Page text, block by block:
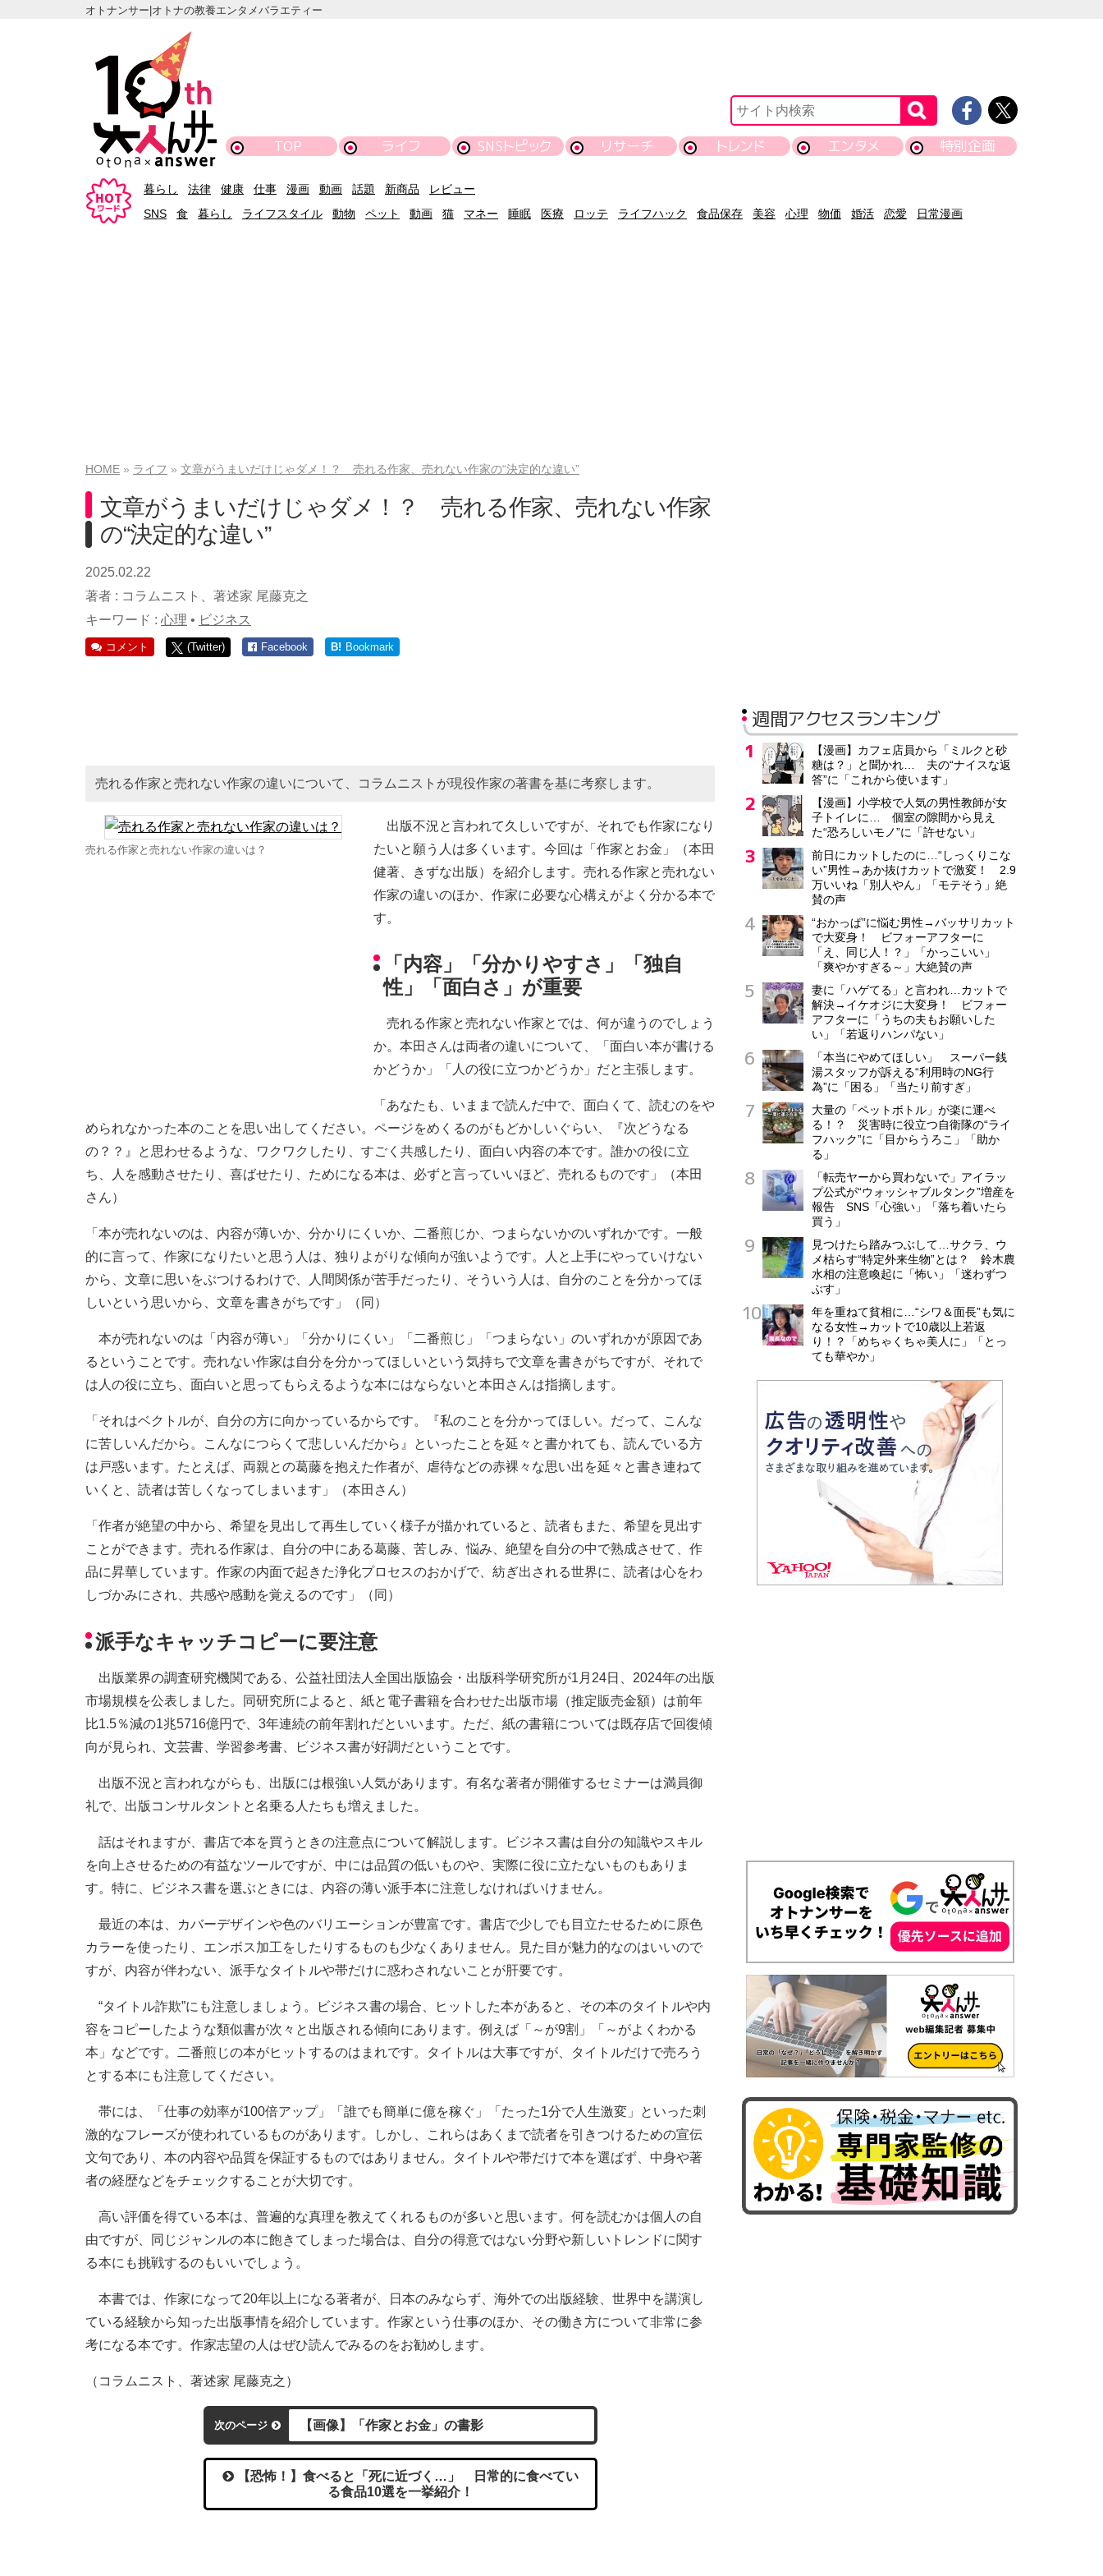
オトナンサー|オトナの教養エンタメバラエティー
TOP ライフ SNSトピック リサーチ トレンド エンタメ 特別企画
暮らし 法律 健康 仕事 漫画 動画 話題 新商品
レビュー
SNS
食 暮らし ライフスタイル 動物 ペット 動画 猫 マネー 睡眠 医療 ロッテ ライフハック 食品保存 美容 心理 物価 婚活 恋愛 日常漫画
HOME ライフ 文章がうまいだけじゃダメ！？ 売れる作家、売れない作家の“決定的な違い”
文章がうまいだけじゃダメ！？ 売れる作家、売れない作家
の“決定的な違い”
2025.02.22
著者 : コラムニスト、著述家 尾藤克之
キーワード : 心理 • ビジネス
コメント (Twitter) Facebook B! Bookmark
売れる作家と売れない作家の違いについて、コラムニストが現役作家の著書を基に考察します。
売れる作家と売れない作家の違いは？
出版不況と言われて久しいですが、それでも作家になり
たいと願う人は多くいます。今回は「作家とお金」（本田
健著、きずな出版）を紹介します。売れる作家と売れない
作家の違いのほか、作家に必要な心構えがよく分かる本で
す。
「内容」「分かりやすさ」「独自
性」「面白さ」が重要
売れる作家と売れない作家とでは、何が違うのでしょう
か。本田さんは両者の違いについて、「面白い本が書ける
かどうか」「人の役に立つかどうか」だと主張します。
「あなたも、いままで読んだ中で、面白くて、読むのをや
められなかった本のことを思い出してください。ページをめくるのがもどかしいぐらい、『次どうなる
の？？』と思わせるような、ワクワクしたり、すごく共感したり、面白い内容の本です。誰かの役に立
ち、人を感動させたり、喜ばせたり、ためになる本は、必ずと言っていいほど、売れるものです」（本田
さん）
「本が売れないのは、内容が薄いか、分かりにくいか、二番煎じか、つまらないかのいずれかです。一般
的に言って、作家になりたいと思う人は、独りよがりな傾向が強いようです。人と上手にやっていけない
から、文章に思いをぶつけるわけで、人間関係が苦手だったり、そういう人は、自分のことを分かってほ
しいという思いから、文章を書きがちです」（同）
本が売れないのは「内容が薄い」「分かりにくい」「二番煎じ」「つまらない」のいずれかが原因であ
るということです。売れない作家は自分を分かってほしいという気持ちで文章を書きがちですが、それで
は人の役に立ち、面白いと思ってもらえるような本にはならないと本田さんは指摘します。
「それはベクトルが、自分の方に向かっているからです。『私のことを分かってほしい。だって、こんな
に苦しいんだから。こんなにつらくて悲しいんだから』といったことを延々と書かれても、読んでいる方
は戸惑います。たとえば、両親との葛藤を抱えた作者が、虐待などの赤裸々な思い出を延々と書き連ねて
いくと、読者は苦しくなってしまいます」（本田さん）
「作者が絶望の中から、希望を見出して再生していく様子が描かれていると、読者もまた、希望を見出す
ことができます。売れる作家は、自分の中にある葛藤、苦しみ、悩み、絶望を自分の中で熟成させて、作
品に昇華しています。作家の内面で起きた浄化プロセスのおかげで、紡ぎ出される世界に、読者は心をわ
しづかみにされ、共感や感動を覚えるのです」（同）
派手なキャッチコピーに要注意
出版業界の調査研究機関である、公益社団法人全国出版協会・出版科学研究所が1月24日、2024年の出版
市場規模を公表しました。同研究所によると、紙と電子書籍を合わせた出版市場（推定販売金額）は前年
比1.5％減の1兆5716億円で、3年連続の前年割れだといいます。ただ、紙の書籍については既存店で回復傾
向が見られ、文芸書、学習参考書、ビジネス書が好調だということです。
出版不況と言われながらも、出版には根強い人気があります。有名な著者が開催するセミナーは満員御
礼で、出版コンサルタントと名乗る人たちも増えました。
話はそれますが、書店で本を買うときの注意点について解説します。ビジネス書は自分の知識やスキル
を向上させるための有益なツールですが、中には品質の低いものや、実際に役に立たないものもありま
す。特に、ビジネス書を選ぶときには、内容の薄い派手本に注意しなければいけません。
最近の本は、カバーデザインや色のバリエーションが豊富です。書店で少しでも目立たせるために原色
カラーを使ったり、エンボス加工をしたりするものも少なくありません。見た目が魅力的なのはいいので
すが、内容が伴わない、派手なタイトルや帯だけに惑わされないことが肝要です。
“タイトル詐欺”にも注意しましょう。ビジネス書の場合、ヒットした本があると、その本のタイトルや内
容をコピーしたような類似書が次々と出版される傾向にあります。例えば「～が9割」「～がよくわかる
本」などです。二番煎じの本がヒットするのはまれです。タイトルは大事ですが、タイトルだけで売ろう
とする本にも注意してください。
帯には、「仕事の効率が100倍アップ」「誰でも簡単に億を稼ぐ」「たった1分で人生激変」といった刺
激的なフレーズが使われているものがあります。しかし、これらはあくまで読者を引きつけるための宣伝
文句であり、本の内容や品質を保証するものではありません。タイトルや帯だけで本を選ばず、中身や著
者の経歴などをチェックすることが大切です。
高い評価を得ている本は、普遍的な真理を教えてくれるものが多いと思います。何を読むかは個人の自
由ですが、同じジャンルの本に飽きてしまった場合は、自分の得意ではない分野や新しいトレンドに関す
る本にも挑戦するのもいいでしょう。
本書では、作家になって20年以上になる著者が、日本のみならず、海外での出版経験、世界中を講演し
ている経験から知った出版事情を紹介しています。作家という仕事のほか、その働き方について非常に参
考になる本です。作家志望の人はぜひ読んでみるのをお勧めします。
（コラムニスト、著述家 尾藤克之）
次のページ 【画像】「作家とお金」の書影
【恐怖！】食べると「死に近づく…」 日常的に食べてい
る食品10選を一挙紹介！
週間アクセスランキング
【漫画】カフェ店員から「ミルクと砂
糖は？」と聞かれ… 夫の“ナイスな返
答”に「これから使います」
【漫画】小学校で人気の男性教師が女
子トイレに… 個室の隙間から見え
た“恐ろしいモノ”に「許せない」
前日にカットしたのに…“しっくりこな
い”男性→あか抜けカットで激変！ 2.9
万いいね「別人やん」「モテそう」絶
賛の声
“おかっぱ”に悩む男性→バッサリカット
で大変身！ ビフォーアフターに
「え、同じ人！？」「かっこいい」
「爽やかすぎる～」大絶賛の声
妻に「ハゲてる」と言われ…カットで
解決→イケオジに大変身！ ビフォー
アフターに「うちの夫もお願いした
い」「若返りハンパない」
「本当にやめてほしい」 スーパー銭
湯スタッフが訴える“利用時のNG行
為”に「困る」「当たり前すぎ」
大量の「ペットボトル」が楽に運べ
る！？ 災害時に役立つ自衛隊の“ライ
フハック”に「目からうろこ」「助か
る」
「転売ヤーから買わないで」アイラッ
プ公式が“ウォッシャブルタンク”増産を
報告 SNS「心強い」「落ち着いたら
買う」
見つけたら踏みつぶして…サクラ、ウ
メ枯らす“特定外来生物”とは？ 鈴木農
水相の注意喚起に「怖い」「迷わずつ
ぶす」
年を重ねて貧相に…“シワ＆面長”も気に
なる女性→カットで10歳以上若返
り！？「めちゃくちゃ美人に」「とっ
ても華やか」